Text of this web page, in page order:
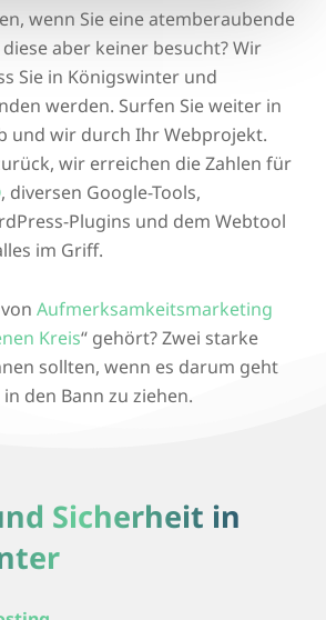
wenn Sie eine atemberaubende
aber keiner besucht? Wir
Sie in Königswinter und
werden. Surfen Sie weiter in
und wir durch Ihr Webprojekt.
wir erreichen die Zahlen für
, diversen Google-Tools,
Plugins und dem Webtool
im Griff.
vonAufmerksamkeitsmarketing
Kreis“ gehört? Zwei starke
sollten, wenn es darum geht
den Bann zu ziehen.
Sicherheit in